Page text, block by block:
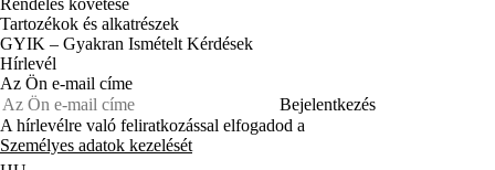
Rendelés követése
Tartozékok és alkatrészek
GYIK – Gyakran Ismételt Kérdések
Hírlevél
Az Ön e-mail címe
Bejelentkezés
A hírlevélre való feliratkozással elfogadod a
Személyes adatok kezelését